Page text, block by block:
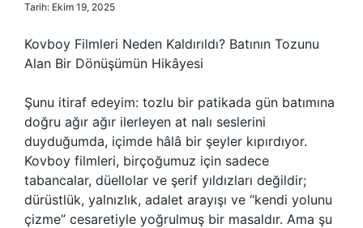
Tarih: Ekim 19, 2025
Kovboy Filmleri Neden Kaldırıldı? Batının Tozunu
Alan Bir Dönüşümün Hikâyesi
Şunu itiraf edeyim: tozlu bir patikada gün batımına
doğru ağır ağır ilerleyen at nalı seslerini
duyduğumda, içimde hâlâ bir şeyler kıpırdıyor.
Kovboy filmleri, birçoğumuz için sadece
tabancalar, düellolar ve şerif yıldızları değildir;
dürüstlük, yalnızlık, adalet arayışı ve “kendi yolunu
çizme” cesaretiyle yoğrulmuş bir masaldır. Ama şu